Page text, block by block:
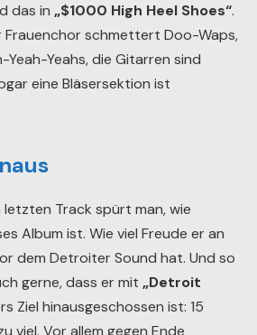
das in „$1000 High Heel Shoes“.
schmettert Doo-Waps,
Yeah-Yeahs, die Gitarren sind
eine Bläsersektion ist
Track spürt man, wie
Album ist. Wie viel Freude er an
dem Detroiter Sound hat. Und so
gerne, dass er mit „Detroit
Ziel hinausgeschossen ist: 15